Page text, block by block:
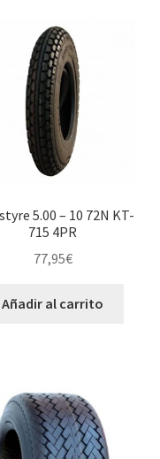
5.00 – 10 72N KT-
715 4PR
77,95€
Añadir al carrito